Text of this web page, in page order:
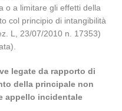
o a limitare gli effetti della
col principio di intangibilità
L, 23/07/2010 n. 17353)
legate da rapporto di
della principale non
appello incidentale